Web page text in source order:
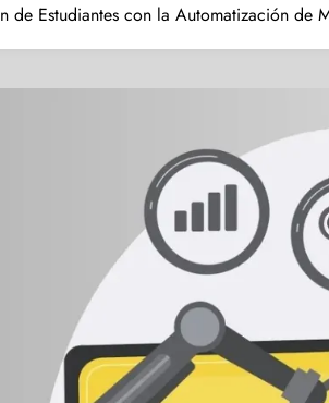
de Estudiantes con la Automatización de